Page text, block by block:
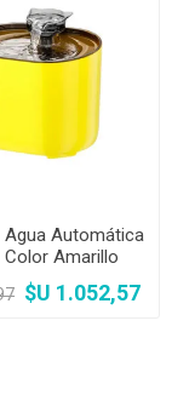
Agua Automática
Color Amarillo
$U 1.052,57